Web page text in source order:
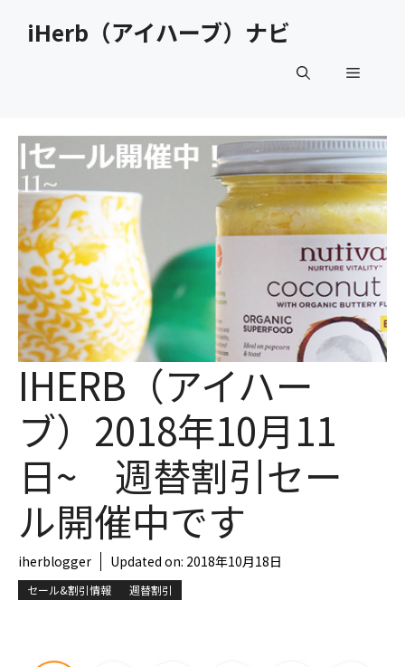
iHerb（アイハーブ）ナビ
メ
ュ
ー
IHERB（アイハー
ブ）2018年10月11
日~ 週替割引セー
ル開催中です
iherblogger Updated on: 2018年10月18日
セール&割引情報 週替割引